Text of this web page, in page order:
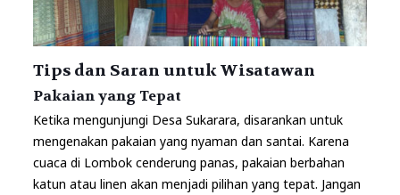
Tips dan Saran untuk Wisatawan
Pakaian yang Tepat
Ketika mengunjungi Desa Sukarara, disarankan untuk
mengenakan pakaian yang nyaman dan santai. Karena
cuaca di Lombok cenderung panas, pakaian berbahan
katun atau linen akan menjadi pilihan yang tepat. Jangan